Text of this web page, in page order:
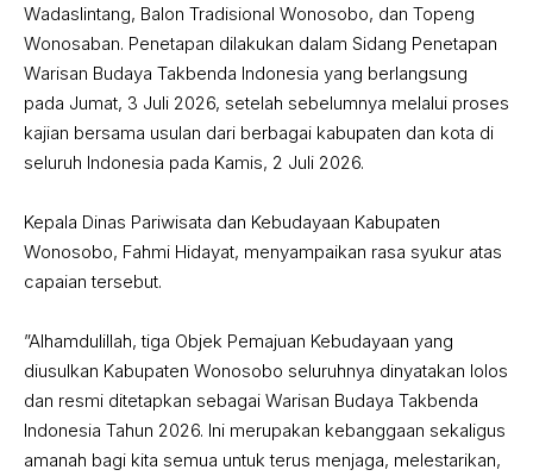
Wadaslintang, Balon Tradisional Wonosobo, dan Topeng
Wonosaban. Penetapan dilakukan dalam Sidang Penetapan
Warisan Budaya Takbenda Indonesia yang berlangsung
pada Jumat, 3 Juli 2026, setelah sebelumnya melalui proses
kajian bersama usulan dari berbagai kabupaten dan kota di
seluruh Indonesia pada Kamis, 2 Juli 2026.
‎Kepala Dinas Pariwisata dan Kebudayaan Kabupaten
Wonosobo, Fahmi Hidayat, menyampaikan rasa syukur atas
capaian tersebut.
‎”Alhamdulillah, tiga Objek Pemajuan Kebudayaan yang
diusulkan Kabupaten Wonosobo seluruhnya dinyatakan lolos
dan resmi ditetapkan sebagai Warisan Budaya Takbenda
Indonesia Tahun 2026. Ini merupakan kebanggaan sekaligus
amanah bagi kita semua untuk terus menjaga, melestarikan,